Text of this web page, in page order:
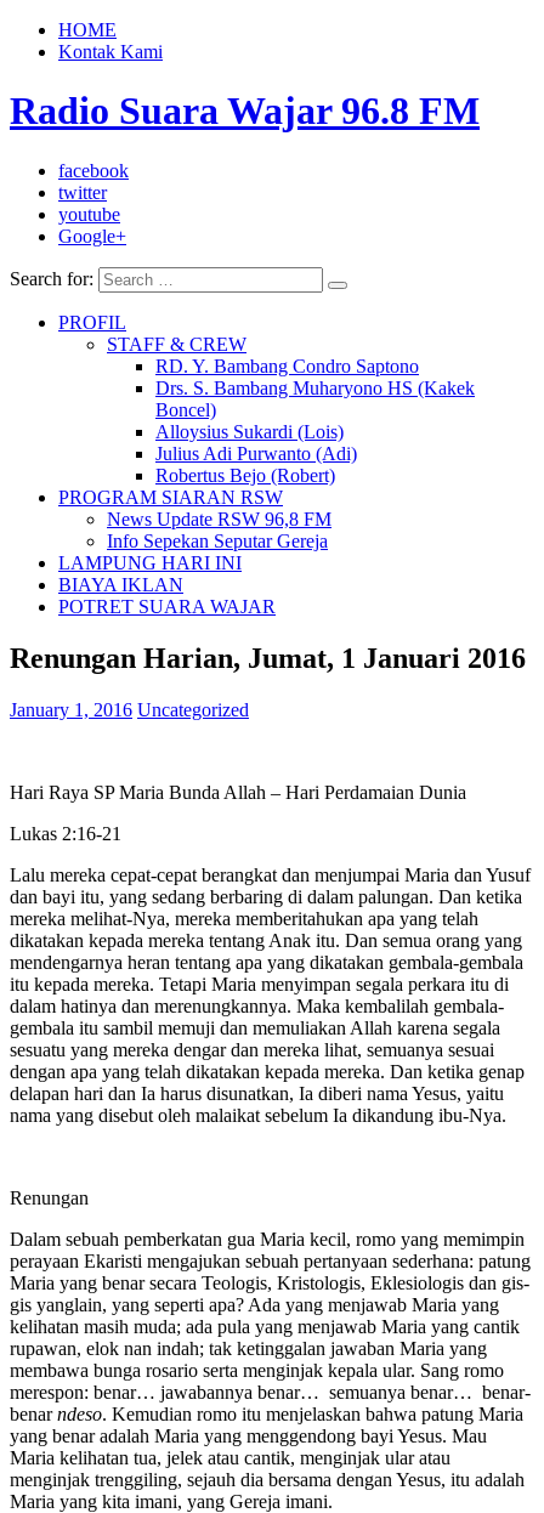
HOME
Kontak Kami
Radio Suara Wajar 96.8 FM
facebook
twitter
youtube
Google+
Search for:
PROFIL
STAFF & CREW
RD. Y. Bambang Condro Saptono
Drs. S. Bambang Muharyono HS (Kakek
Boncel)
Alloysius Sukardi (Lois)
Julius Adi Purwanto (Adi)
Robertus Bejo (Robert)
PROGRAM SIARAN RSW
News Update RSW 96,8 FM
Info Sepekan Seputar Gereja
LAMPUNG HARI INI
BIAYA IKLAN
POTRET SUARA WAJAR
Renungan Harian, Jumat, 1 Januari 2016
January 1, 2016 Uncategorized
Hari Raya SP Maria Bunda Allah – Hari Perdamaian Dunia
Lukas 2:16-21
Lalu mereka cepat-cepat berangkat dan menjumpai Maria dan Yusuf
dan bayi itu, yang sedang berbaring di dalam palungan. Dan ketika
mereka melihat-Nya, mereka memberitahukan apa yang telah
dikatakan kepada mereka tentang Anak itu. Dan semua orang yang
mendengarnya heran tentang apa yang dikatakan gembala-gembala
itu kepada mereka. Tetapi Maria menyimpan segala perkara itu di
dalam hatinya dan merenungkannya. Maka kembalilah gembala-
gembala itu sambil memuji dan memuliakan Allah karena segala
sesuatu yang mereka dengar dan mereka lihat, semuanya sesuai
dengan apa yang telah dikatakan kepada mereka. Dan ketika genap
delapan hari dan Ia harus disunatkan, Ia diberi nama Yesus, yaitu
nama yang disebut oleh malaikat sebelum Ia dikandung ibu-Nya.
Renungan
Dalam sebuah pemberkatan gua Maria kecil, romo yang memimpin
perayaan Ekaristi mengajukan sebuah pertanyaan sederhana: patung
Maria yang benar secara Teologis, Kristologis, Eklesiologis dan gis-
gis yanglain, yang seperti apa? Ada yang menjawab Maria yang
kelihatan masih muda; ada pula yang menjawab Maria yang cantik
rupawan, elok nan indah; tak ketinggalan jawaban Maria yang
membawa bunga rosario serta menginjak kepala ular. Sang romo
merespon: benar… jawabannya benar… semuanya benar… benar-
benarndeso. Kemudian romo itu menjelaskan bahwa patung Maria
yang benar adalah Maria yang menggendong bayi Yesus. Mau
Maria kelihatan tua, jelek atau cantik, menginjak ular atau
menginjak trenggiling, sejauh dia bersama dengan Yesus, itu adalah
Maria yang kita imani, yang Gereja imani.